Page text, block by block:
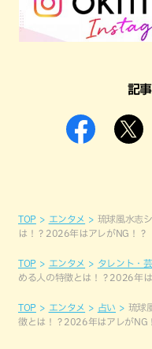
記
TOP エンタメ
琉球風水志
は！？2026年はアレがNG！？
TOP エンタメ タレント・
める人の特徴とは！？2026年
TOP エンタメ 占い
琉球
徴とは！？2026年はアレがNG